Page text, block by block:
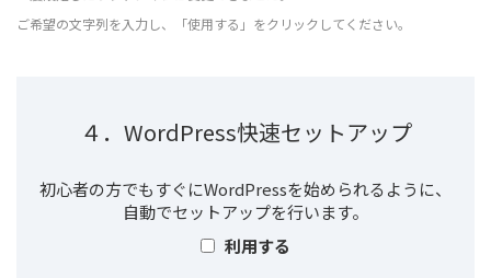
ご希望の文字列を入力し、「使用する」をクリックしてください。
４．WordPress快速セットアップ
初心者の方でもすぐにWordPressを始められるように、
自動でセットアップを行います。
利用する